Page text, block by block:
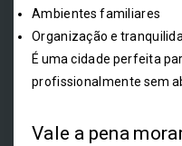
Ambientes familiares
Organização e
É uma cidade perfeita
profissionalmente sem
Vale a pena